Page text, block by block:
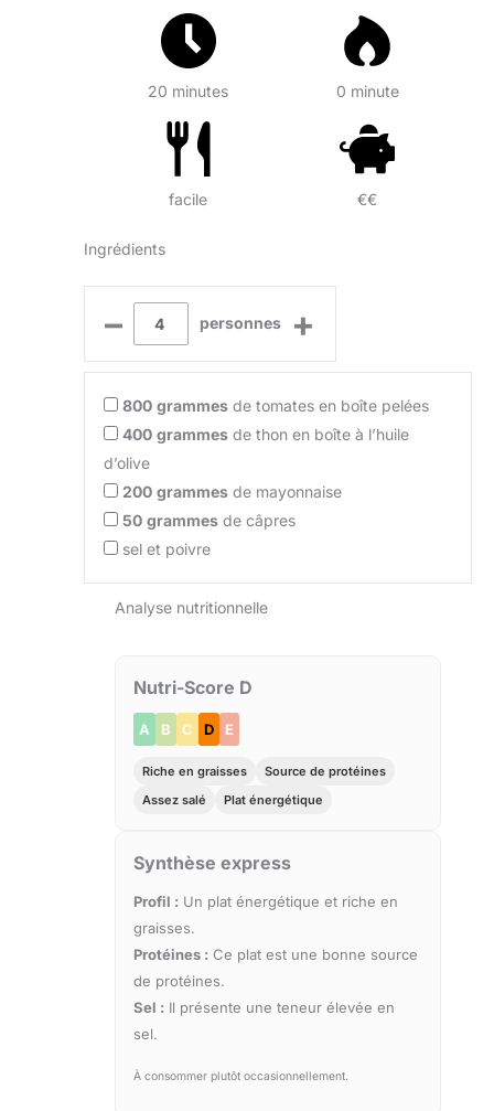
20 minutes 0 minute
facile €€
Ingrédients
– personnes +
800 grammes de tomates en boîte pelées
400 grammes de thon en boîte à l’huile
d’olive
200 grammes de mayonnaise
50 grammes de câpres
sel et poivre
Analyse nutritionnelle
Nutri-Score D
A B C D E
Riche en graisses
Source de protéines
Assez salé
Plat énergétique
Synthèse express
Profil : Un plat énergétique et riche en
graisses.
Protéines : Ce plat est une bonne source
de protéines.
Sel : Il présente une teneur élevée en
sel.
À consommer plutôt occasionnellement.